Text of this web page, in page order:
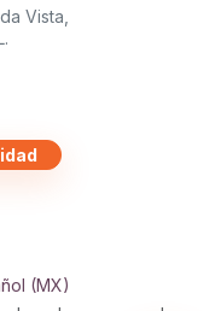
Vista,
(MX)